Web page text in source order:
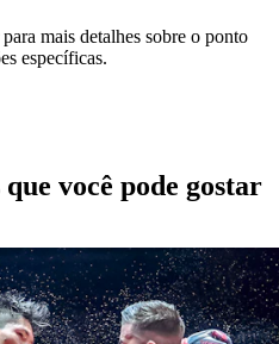
mais detalhes sobre o ponto
específicas.
você pode gostar